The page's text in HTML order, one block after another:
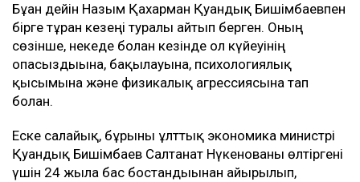
Бұған дейін Назым Қахарман Қуандық Бишімбаевпен
бірге тұрған кезеңі туралы айтып берген. Оның
сөзінше, некеде болған кезінде ол күйеуінің
опасыздығына, бақылауына, психологиялық
қысымына және физикалық агрессиясына тап
болған.
Еске салайық, бұрынғы ұлттық экономика министрі
Қуандық Бишімбаев Салтанат Нүкенованы өлтіргені
үшін 24 жылға бас бостандығынан айырылып,